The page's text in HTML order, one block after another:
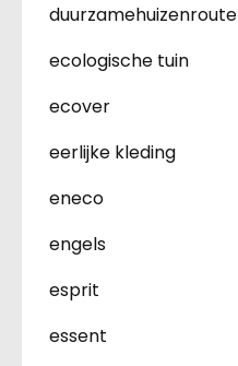
duurzamehuizenroute
ecologische tuin
ecover
eerlijke kleding
eneco
engels
esprit
essent